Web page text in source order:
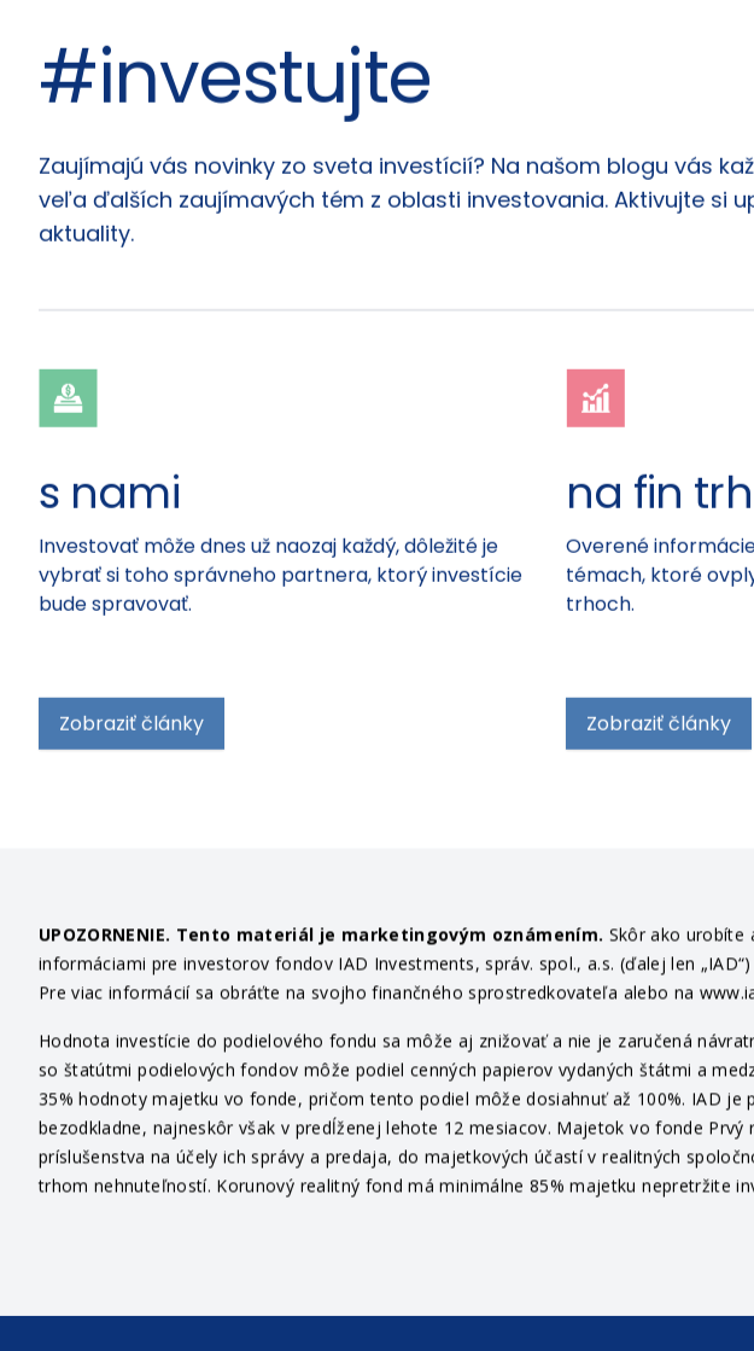
#investujte
Články
Zaujímajú vás novinky zo sveta investícií? Na našom blogu vás
veľa ďalších zaujímavých tém z oblasti investovania. Aktivujte si
aktuality.
s nami
Investovať môže dnes už naozaj každý, dôležité je
vybrať si toho správneho partnera, ktorý investície
bude spravovať.
Zobraziť články
na fin
Overené
témach, ktoré
trhoch.
Zobraziť články
UPOZORNENIE. Tento materiál je marketingovým oznámením. Skôr ako urobíte
informáciami pre investorov fondov IAD Investments, správ. spol., a.s. (ďalej len
Pre viac informácií sa obráťte na svojho finančného sprostredkovateľa alebo na
Hodnota investície do podielového fondu sa môže aj znižovať a nie je zaručená
so štatútmi podielových fondov môže podiel cenných papierov vydaných štátmi a
35% hodnoty majetku vo fonde, pričom tento podiel môže dosiahnuť až 100%. IAD
bezodkladne, najneskôr však v predĺženej lehote 12 mesiacov. Majetok vo fonde
príslušenstva na účely ich správy a predaja, do majetkových účastí v realitných
trhom nehnuteľností. Korunový realitný fond má minimálne 85% majetku nepretržite